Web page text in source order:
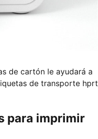
de cartón le ayudará a
de transporte hprt
para imprimir